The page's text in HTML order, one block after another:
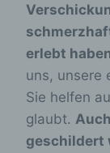
erlebt
uns, unsere
Sie helfen
glaubt.
geschildert